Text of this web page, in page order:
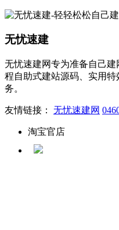
无忧速建
无忧速建网专为准备自己
程自助式建站源码、实用
务。
友情链接： 无忧速建网
淘宝官店